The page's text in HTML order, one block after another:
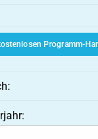
Programm-